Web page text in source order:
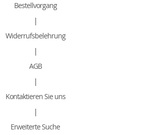
Bestellvorgang
|
Widerrufsbelehrung
|
AGB
|
Kontaktieren Sie uns
|
Erweiterte Suche